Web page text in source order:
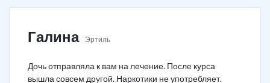
Галина Эртиль
Дочь отправляла к вам на лечение. После курса
вышла совсем другой. Наркотики не употребляет.